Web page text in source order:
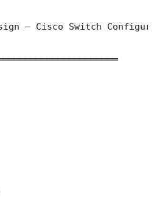
— Cisco Switch